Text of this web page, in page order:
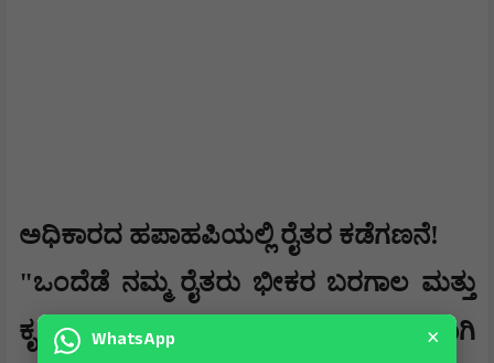
​ಅಧಿಕಾರದ ಹಪಾಹಪಿಯಲ್ಲಿ ರೈತರ ಕಡೆಗಣನೆ!
​"ಒಂದೆಡೆ ನಮ್ಮ ರೈತರು ಭೀಕರ ಬರಗಾಲ ಮತ್ತು
ಕೃಷಿ ಬಿಕ್ಕಟ್ಟನ್ನು ಎದುರಿಸುತ್ತಿದ್ದರೆ
ಹೊಸದಾಗಿ
WhatsApp ×